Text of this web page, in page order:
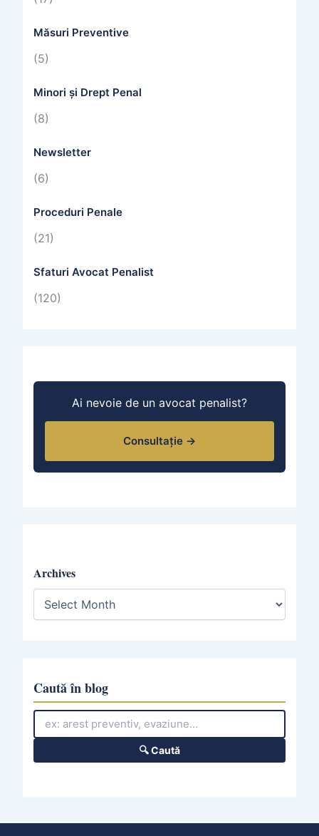
Măsuri Preventive
(5)
Minori și Drept Penal
(8)
Newsletter
(6)
Proceduri Penale
(21)
Sfaturi Avocat Penalist
(120)
Ai nevoie de un avocat penalist?
Consultație →
Archives
A
c
s
Caută în blog
🔍 Caută